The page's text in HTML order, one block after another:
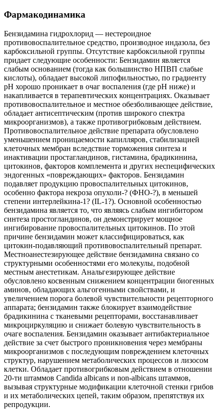
Фармакодинамика
Бензидамина гидрохлорид — нестероидное
противовоспалительное средство, производное индазола, без
карбоксильной группы. Отсутствие карбоксильной группы
придает следующие особенности: Бензидамин является
слабым основанием (тогда как большинство НПВП слабые
кислоты), обладает высокой липофильностью, по градиенту
pH хорошо проникает в очаг воспаления (где рН ниже) и
накапливается в терапевтических концентрациях. Оказывает
противовоспалительное и местное обезболивающее действие,
обладает антисептическим (против широкого спектра
микроорганизмов), а также противогрибковым действием.
Противовоспалительное действие препарата обусловлено
уменьшением проницаемости капилляров, стабилизацией
клеточных мембран вследствие торможения синтеза и
инактивации простагландинов, гистамина, брадикинина,
цитокинов, факторов комплемента и других неспецифических
эндогенных «повреждающих» факторов. Бензидамин
подавляет продукцию провоспалительных цитокинов,
особенно фактора некроза опухоли-? (ФНО-?), в меньшей
степени интерлейкина-1? (IL-1?). Основной особенностью
бензидамина является то, что являясь слабым ингибитором
синтеза простогландинов, он демонстрирует мощное
ингибирование провоспалительных цитокинов. По этой
причине бензидамин может классифицироваться, как
цитокин-подавляющий противовоспалительный препарат.
Местноанестезирующее действие бензидамина связано со
структурными особенностями его молекулы, подобной
местным анестетикам. Анальгезирующее действие
обусловлено косвенным снижением концентрации биогенных
аминов, обладающих альгогенными свойствами, и
увеличением порога болевой чувствительности рецепторного
аппарата; бензидамин также блокирует взаимодействие
брадикинина с тканевыми рецепторами, восстанавливает
микроциркуляцию и снижает болевую чувствительность в
очаге воспаления. Бензидамин оказывает антибактериальное
действие за счет быстрого проникновения через мембраны
микроорганизмов с последующим повреждением клеточных
структур, нарушением метаболических процессов и лизосом
клетки. Обладает противогрибковым действием в отношении
20-ти штаммов Candida albicans и non-albicans штаммов,
вызывая структурные модификации клеточной стенки грибов
и их метаболических цепей, таким образом, препятствуя их
репродукции.